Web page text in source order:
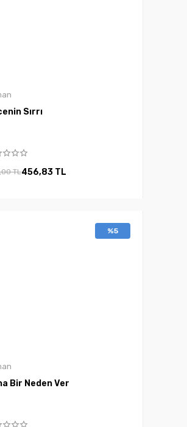
Sırrı
TL456,83 TL
%5
Bir Neden Ver